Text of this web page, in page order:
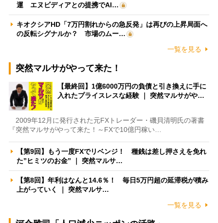
運 エヌビディアとの提携でAI…
キオクシアHD「7万円割れからの急反発」は再びの上昇局面へ
の反転シグナルか？ 市場のムー…
一覧を見る
突然マルサがやって来た！
【最終回】1億6000万円の負債と引き換えに手に
入れたプライスレスな経験 ｜ 突然マルサがや…
2009年12月に発行された元FXトレーダー・磯貝清明氏の著書
『突然マルサがやって来た！～FXで10億円稼い…
【第9回】もう一度FXでリベンジ！ 種銭は差し押さえを免れ
た”ヒミツのお金” ｜ 突然マルサ…
【第8回】年利はなんと14.6％！ 毎日5万円超の延滞税が積み
上がっていく ｜ 突然マルサ…
一覧を見る